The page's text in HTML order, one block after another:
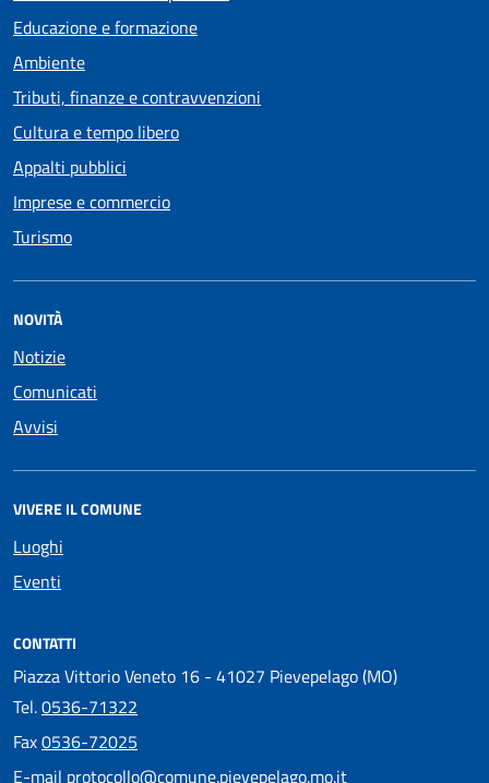
Educazione e formazione
Ambiente
Tributi, finanze e contravvenzioni
Cultura e tempo libero
Appalti pubblici
Imprese e commercio
Turismo
NOVITÀ
Notizie
Comunicati
Avvisi
VIVERE IL COMUNE
Luoghi
Eventi
CONTATTI
Piazza Vittorio Veneto 16 - 41027 Pievepelago (MO)
Tel.0536-71322
Fax0536-72025
E-mail protocollo@comune.pievepelago.mo.it